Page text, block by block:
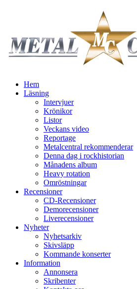
Hem
Läsning
Intervjuer
Krönikor
Listor
Veckans video
Reportage
Metalcentral rekommenderar
Denna dag i rockhistorian
Månadens album
Heavy rotation
Omröstningar
Recensioner
CD-Recensioner
Demorecensioner
Liverecensioner
Nyheter
Nyhetsarkiv
Skivsläpp
Kommande konserter
Information
Annonsera
Skribenter